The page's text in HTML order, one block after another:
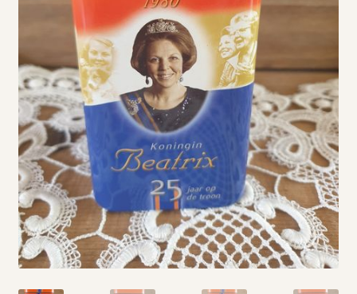
Vintage boeken en strips